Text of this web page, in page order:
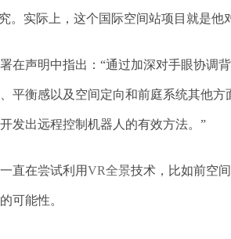
。实际上，这个国际空间站项目就是他
在声明中指出：“通过加深对手眼协调
平衡感以及空间定向和前庭系统其他
发出远程控制机器人的有效方法。”
直在尝试利用VR全景技术，比如前空
可能性。